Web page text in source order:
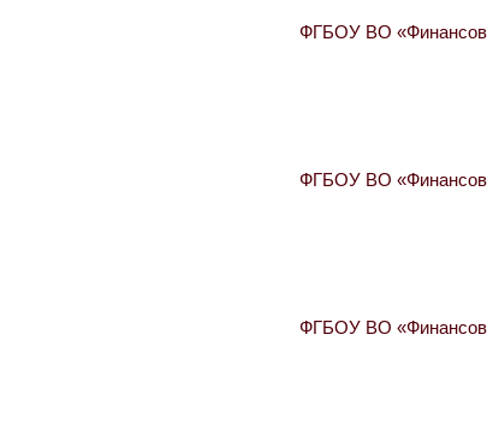
ФГБОУ ВО
ФГБОУ ВО
ФГБОУ ВО